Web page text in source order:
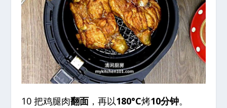
10 把鸡腿肉翻面 ，再以180°C烤10分钟。